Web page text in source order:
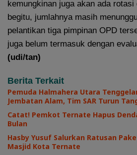
kemungkinan juga akan ada
begitu, jumlahnya masih
pelantikan tiga pimpinan OPD
juga belum termasuk dengan
(udi/tan)
Berita Terkait
Pemuda Halmahera Utara
Jembatan Alam, Tim SAR Turun
Catat! Pemkot Ternate Hapus
Bulan
Hasby Yusuf Salurkan Ratusan
Masjid Kota Ternate